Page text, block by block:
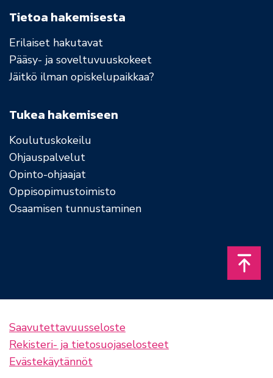
Tietoa hakemisesta
Erilaiset hakutavat
Pääsy- ja soveltuvuuskokeet
Jäitkö ilman opiskelupaikkaa?
Tukea hakemiseen
Koulutuskokeilu
Ohjauspalvelut
Opinto-ohjaajat
Oppisopimustoimisto
Osaamisen tunnustaminen
Saavutettavuusseloste
Rekisteri- ja tietosuojaselosteet
Evästekäytännöt